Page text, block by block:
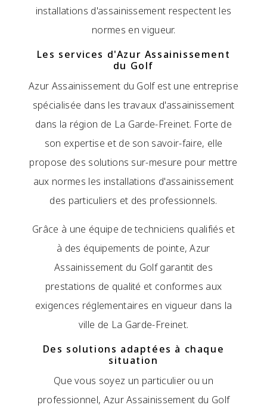
installations d'assainissement respectent les
normes en vigueur.
Les services d'Azur Assainissement
du Golf
Azur Assainissement du Golf est une entreprise
spécialisée dans les travaux d'assainissement
dans la région de La Garde-Freinet. Forte de
son expertise et de son savoir-faire, elle
propose des solutions sur-mesure pour mettre
aux normes les installations d'assainissement
des particuliers et des professionnels.
Grâce à une équipe de techniciens qualifiés et
à des équipements de pointe, Azur
Assainissement du Golf garantit des
prestations de qualité et conformes aux
exigences réglementaires en vigueur dans la
ville de La Garde-Freinet.
Des solutions adaptées à chaque
situation
Que vous soyez un particulier ou un
professionnel, Azur Assainissement du Golf